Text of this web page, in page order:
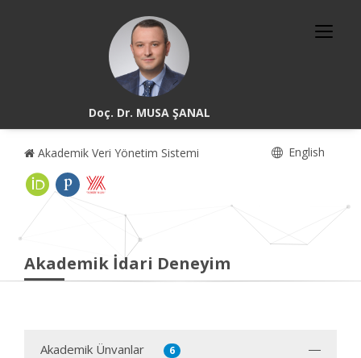
Doç. Dr. MUSA ŞANAL
Akademik Veri Yönetim Sistemi English
Akademik İdari Deneyim
Akademik Ünvanlar 6